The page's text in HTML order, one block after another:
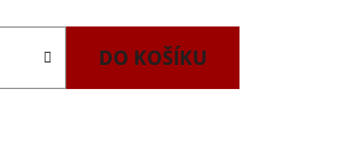
DO KOŠÍKU